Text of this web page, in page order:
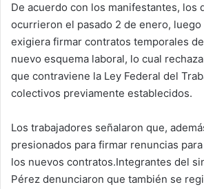
De acuerdo con los manifestantes, los
ocurrieron el pasado 2 de enero, luego
exigiera firmar contratos temporales
nuevo esquema laboral, lo cual
que contraviene la Ley Federal del
colectivos previamente establecidos.
Los trabajadores señalaron que,
presionados para firmar renuncias
los nuevos contratos.Integrantes del
Pérez denunciaron que también se